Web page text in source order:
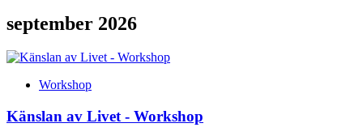
september 2026
Workshop
Känslan av Livet - Workshop